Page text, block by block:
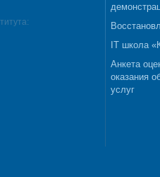
IT школа
Анкета
оказания
услуг